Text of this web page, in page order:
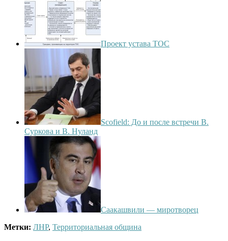
Проект устава ТОС
Scofield: До и после встречи В.
Суркова и В. Нуланд
Саакашвили — миротворец
Метки: ЛНР, Территориальная община